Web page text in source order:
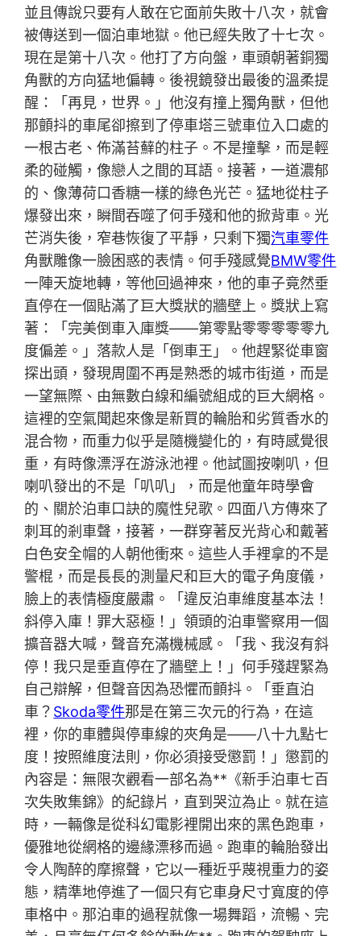
並且傳說只要有人敢在它面前失敗十八次，就會
被傳送到一個泊車地獄。他已經失敗了十七次。
現在是第十八次。他打了方向盤，車頭朝著銅獨
角獸的方向猛地偏轉。後視鏡發出最後的溫柔提
醒：「再見，世界。」他沒有撞上獨角獸，但他
那顫抖的車尾卻擦到了停車塔三號車位入口處的
一根古老、佈滿苔蘚的柱子。不是撞擊，而是輕
柔的碰觸，像戀人之間的耳語。接著，一道濃郁
的、像薄荷口香糖一樣的綠色光芒。猛地從柱子
爆發出來，瞬間吞噬了何手殘和他的掀背車。光
芒消失後，窄巷恢復了平靜，只剩下獨汽車零件
角獸雕像一臉困惑的表情。何手殘感覺BMW零件
一陣天旋地轉，等他回過神來，他的車子竟然垂
直停在一個貼滿了巨大獎狀的牆壁上。獎狀上寫
著：「完美倒車入庫獎——第零點零零零零零九
度偏差。」落款人是「倒車王」。他趕緊從車窗
探出頭，發現周圍不再是熟悉的城市街道，而是
一望無際、由無數白線和編號組成的巨大網格。
這裡的空氣聞起來像是新買的輪胎和劣質香水的
混合物，而重力似乎是隨機變化的，有時感覺很
重，有時像漂浮在游泳池裡。他試圖按喇叭，但
喇叭發出的不是「叭叭」，而是他童年時學會
的、關於泊車口訣的魔性兒歌。四面八方傳來了
刺耳的剎車聲，接著，一群穿著反光背心和戴著
白色安全帽的人朝他衝來。這些人手裡拿的不是
警棍，而是長長的測量尺和巨大的電子角度儀，
臉上的表情極度嚴肅。「違反泊車維度基本法！
斜停入庫！罪大惡極！」領頭的泊車警察用一個
擴音器大喊，聲音充滿機械感。「我、我沒有斜
停！我只是垂直停在了牆壁上！」何手殘趕緊為
自己辯解，但聲音因為恐懼而顫抖。「垂直泊
車？ Skoda零件那是在第三次元的行為，在這
裡，你的車體與停車線的夾角是——八十九點七
度！按照維度法則，你必須接受懲罰！」懲罰的
內容是：無限次觀看一部名為**《新手泊車七百
次失敗集錦》的紀錄片，直到哭泣為止。就在這
時，一輛像是從科幻電影裡開出來的黑色跑車，
優雅地從網格的邊緣漂移而過。跑車的輪胎發出
令人陶醉的摩擦聲，它以一種近乎蔑視重力的姿
態，精準地停進了一個只有它車身尺寸寬度的停
車格中。那泊車的過程就像一場舞蹈，流暢、完